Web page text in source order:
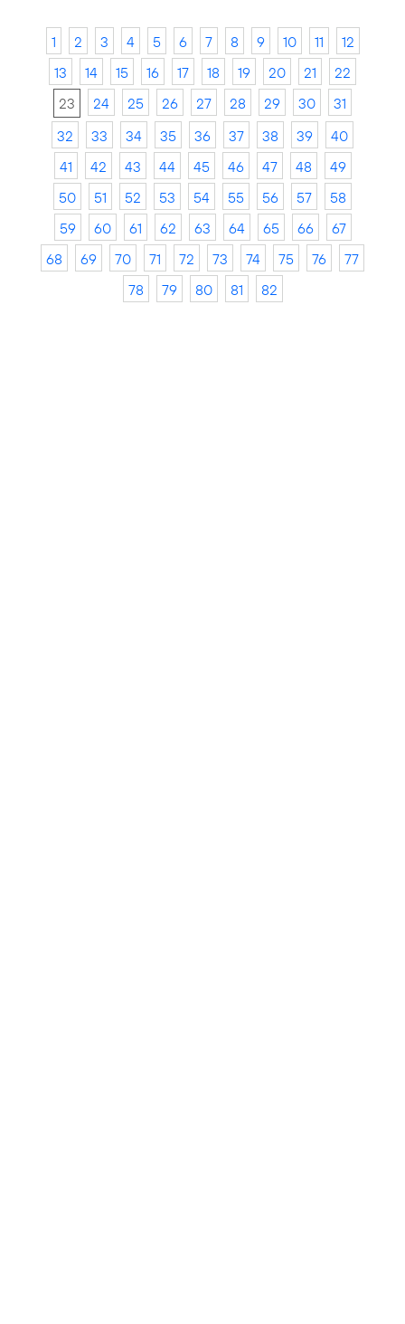
1 2 3 4 5 6 7 8 9 10 11
12
13
14 15 16 17 18 19 20 21
22
23
24 25 26 27 28 29 30
31
32
33 34 35 36 37 38 39
40
41
42 43 44 45 46 47 48
49
50
51 52 53 54 55 56 57
58
59
60 61 62 63 64 65 66
67
68
69 70 71 72 73 74 75 76
77
78
79 80 81 82